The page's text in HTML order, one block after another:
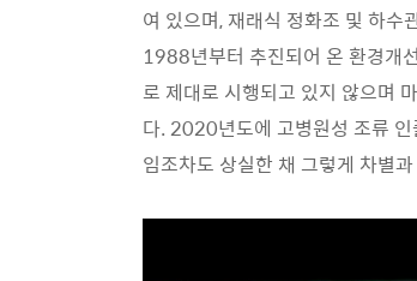
여 있으며, 재래식 정화조 및 하수
1988년부터 추진되어 온 환경개
로 제대로 시행되고 있지 않으며
다. 2020년도에 고병원성 조류
임조차도 상실한 채 그렇게 차별